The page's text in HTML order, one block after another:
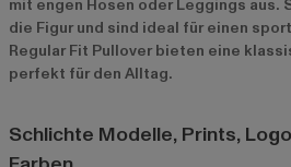
mit engen Hosen oder Leggings aus.
die Figur und sind ideal für einen
Regular Fit Pullover bieten eine
perfekt für den Alltag.
Schlichte Modelle, Prints,